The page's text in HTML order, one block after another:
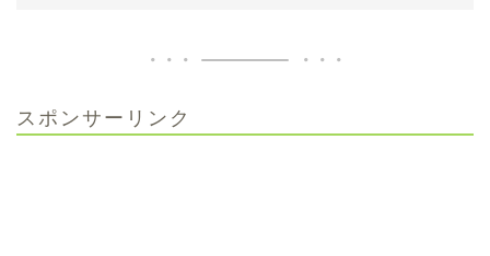
スポンサーリンク